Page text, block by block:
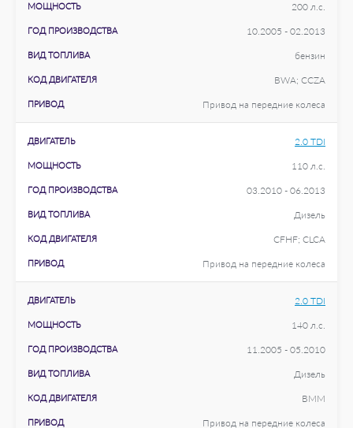
МОЩНОСТЬ 200 л.с.
ГОД ПРОИЗВОДСТВА 10.2005 - 02.2013
ВИД ТОПЛИВА бензин
КОД ДВИГАТЕЛЯ BWA; CCZA
ПРИВОД Привод на передние колеса
ДВИГАТЕЛЬ 2.0 TDI
МОЩНОСТЬ 110 л.с.
ГОД ПРОИЗВОДСТВА 03.2010 - 06.2013
ВИД ТОПЛИВА Дизель
КОД ДВИГАТЕЛЯ CFHF; CLCA
ПРИВОД Привод на передние колеса
ДВИГАТЕЛЬ 2.0 TDI
МОЩНОСТЬ 140 л.с.
ГОД ПРОИЗВОДСТВА 11.2005 - 05.2010
ВИД ТОПЛИВА Дизель
КОД ДВИГАТЕЛЯ BMM
ПРИВОД Привод на передние колеса